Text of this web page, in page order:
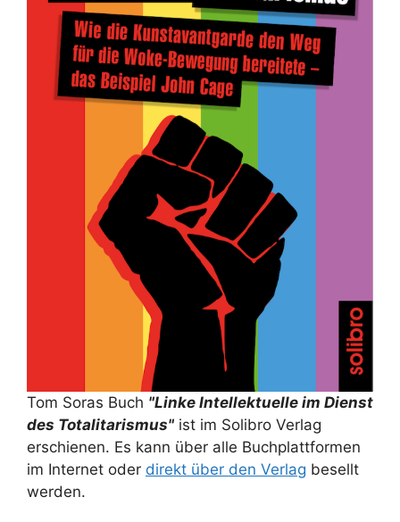
Tom Soras Buch "Linke Intellektuelle im Dienst
des Totalitarismus" ist im Solibro Verlag
erschienen. Es kann über alle Buchplattformen
im Internet oder direkt über den Verlag besellt
werden.